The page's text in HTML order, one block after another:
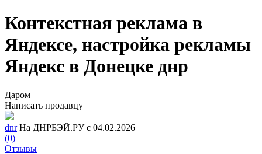
Контекстная реклама в
Яндексе, настройка рекламы
Яндекс в Донецке днр
Даром
Написать продавцу
dnr На ДНРБЭЙ.РУ с 04.02.2026
(0)
Отзывы